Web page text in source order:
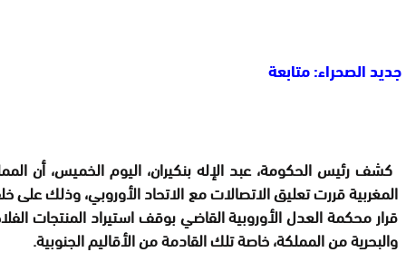
جديد الصحراء: متابعة
كشف رئيس الحكومة، عبد الإله بنكيران، اليوم الخميس، أن
المغربية قررت تعليق الاتصالات مع الاتحاد الأوروبي، وذلك على
قرار محكمة العدل الأوروبية القاضي بوقف استيراد المنتجات
والبحرية من المملكة، خاصة تلك القادمة من الأقاليم الجنوبية.